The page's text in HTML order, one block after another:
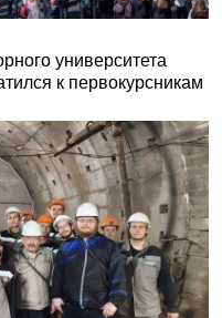
университета
к первокурсникам